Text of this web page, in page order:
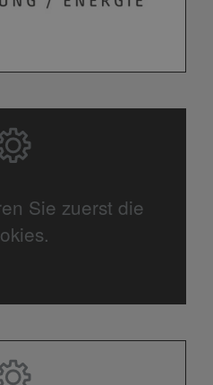
Sie zuerst die